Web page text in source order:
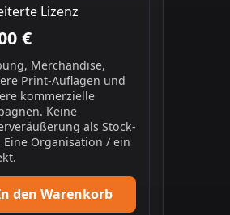
Lizenz
€
Merchandise,
Print-Auflagen und
kommerzielle
Keine
als Stock-
Eine Organisation / ein
den Warenkorb